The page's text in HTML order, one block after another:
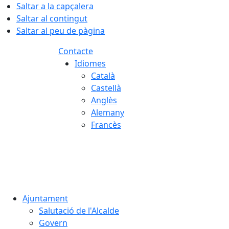
Saltar a la capçalera
Saltar al contingut
Saltar al peu de pàgina
Contacte
Idiomes
Català
Castellà
Anglès
Alemany
Francès
Ajuntament
Salutació de l'Alcalde
Govern